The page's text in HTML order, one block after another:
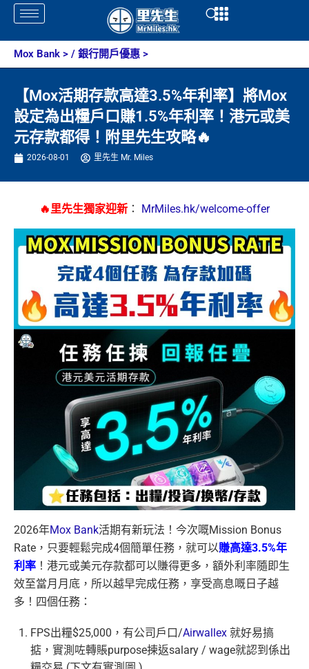
Skip
content
Open
Mox Bank > / 銀行開戶優惠 >
【Mox活期存款高達3.5%年利率】將Mox
設定為出糧戶口賺1.5%年利率！港元或美
元存款都得！附里先生攻略🔥
2026-08-01 里先生 Mr. Miles
🔥里先生獨家迎新 ： MrMiles.hk/welcome-offer
2026年Mox Bank活期有新玩法！今次嘅Mission Bonus
Rate，只要輕鬆完成4個簡單任務，就可以賺高達3.5%年
利率 ！港元或美元存款都可以賺得更多，額外利率隨即生
效至當月月底，所以越早完成任務，享受高息嘅日子越
多！四個任務：
FPS出糧$25,000，有公司戶口/Airwallex 就好易搞
掂，實測咗轉賬purpose揀返salary / wage就認到係出